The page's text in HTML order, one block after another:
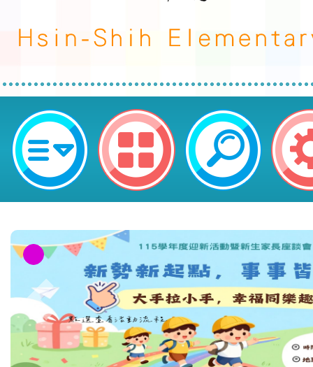
國立清華大學辦理「第二屆WOLF
民族科學教學模組與動畫教學實務
鎮區新勢國民小學